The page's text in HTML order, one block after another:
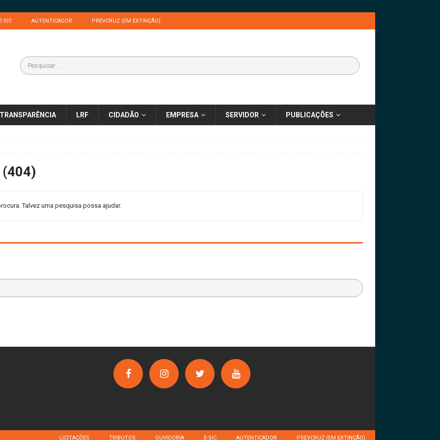
SIC AUTENTICADOR PREVCRUZ (EM EXTINÇÃO)
TRANSPARÊNCIA LRF CIDADÃO EMPRESA SERVIDOR PUBLICAÇÕES
Talvez uma pesquisa possa ajudar.
LICITAÇÕES TRIBUTOS OUVIDORIA E-SIC AUTENTICADOR PREVCRUZ (EM EXTINÇÃO)